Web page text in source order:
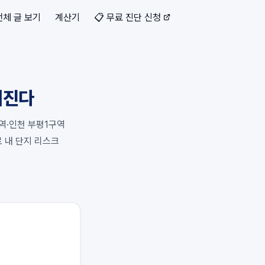
체 글 보기 계산기 📋 무료 진단 신청
다
인천 부평1구역
내 단지 리스크